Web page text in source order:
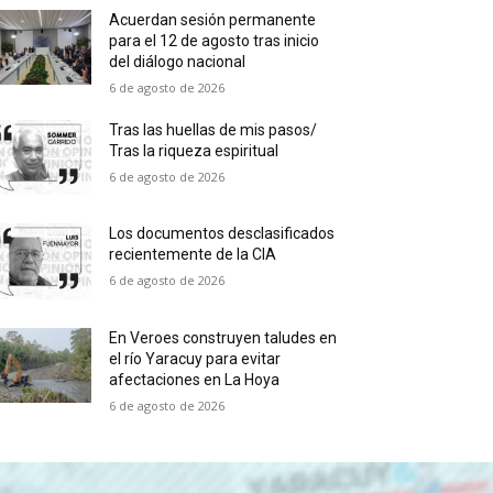
Acuerdan sesión permanente
para el 12 de agosto tras inicio
del diálogo nacional
6 de agosto de 2026
Tras las huellas de mis pasos/
Tras la riqueza espiritual
6 de agosto de 2026
Los documentos desclasificados
recientemente de la CIA
6 de agosto de 2026
En Veroes construyen taludes en
el río Yaracuy para evitar
afectaciones en La Hoya
6 de agosto de 2026